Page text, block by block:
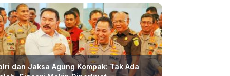
dan Jaksa Agung Kompak: Tak Ada